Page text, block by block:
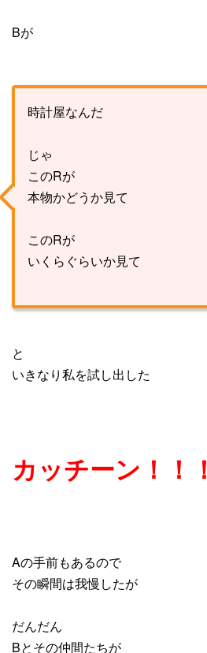
Bが
時計屋なんだ
じゃ
このRが
本物かどうか見て
このRが
いくらぐらいか見て
と
いきなり私を試し出した
カッチーン！！！
Aの手前もあるので
その瞬間は我慢したが
だんだん
Bとその仲間たちが